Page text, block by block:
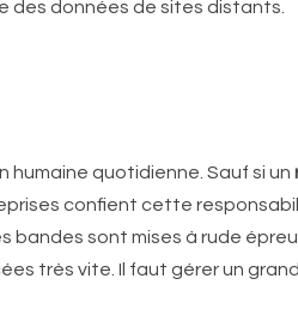
des données de sites distants.
humaine quotidienne. Sauf si un
confient cette
bandes sont mises à rude
très vite. Il faut gérer un